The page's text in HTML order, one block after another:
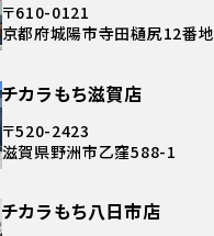
〒610-0121
京都府城陽市寺田樋尻12番
チカラもち滋賀店
〒520-2423
滋賀県野洲市乙窪588-1
チカラもち八日市店